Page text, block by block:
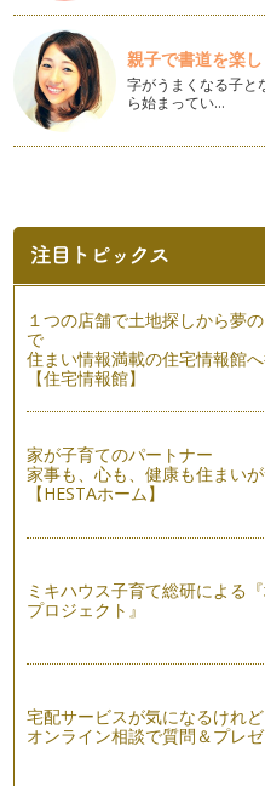
親子で書道を楽し
字がうまくなる子と
ら始まってい…
１つの店舗で土地探しから夢
で
住まい情報満載の住宅情報館
【住宅情報館】
家が子育てのパートナー
家事も、心も、健康も住まいが
【HESTAホーム】
ミキハウス子育て総研による
プロジェクト』
宅配サービスが気になるけれ
オンライン相談で質問＆プレ